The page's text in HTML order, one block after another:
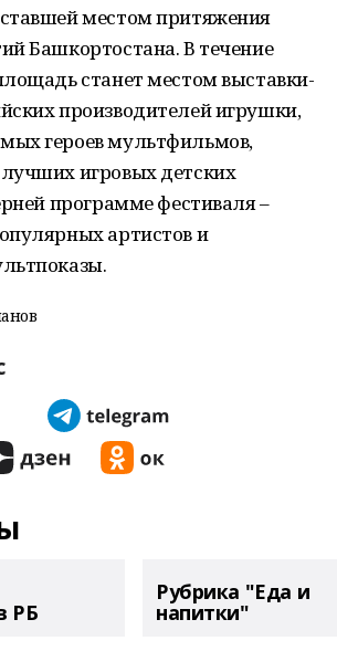
местом притяжения
Башкортостана. В течение
станет местом выставки-
производителей игрушки,
героев мультфильмов,
игровых детских
программе фестиваля –
артистов и
РБ
Рубрика "Еда и
напитки"